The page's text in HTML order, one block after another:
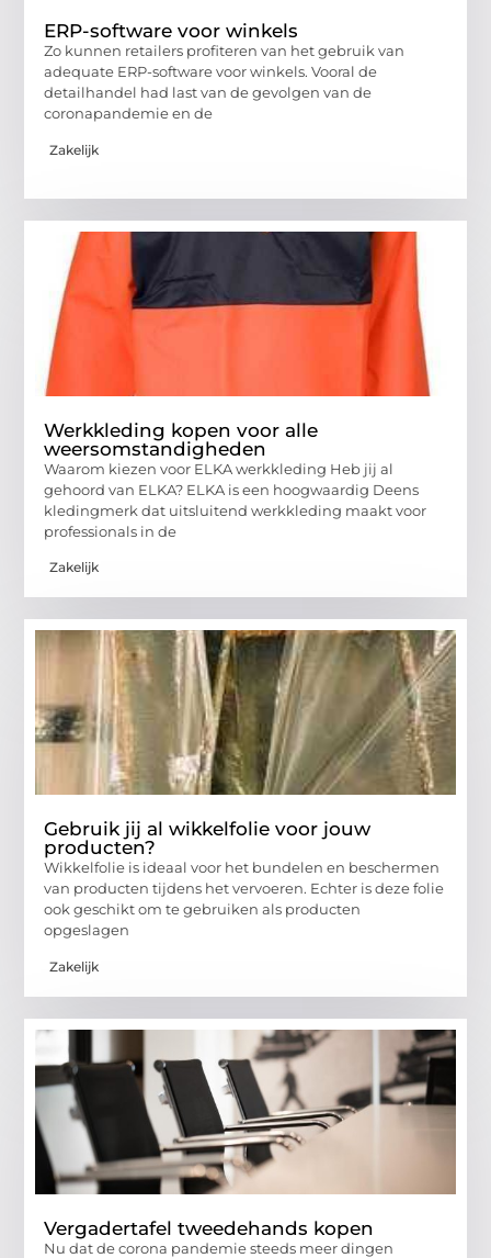
ERP-software voor winkels
Zo kunnen retailers profiteren van het gebruik van
adequate ERP-software voor winkels. Vooral de
detailhandel had last van de gevolgen van de
coronapandemie en de
Zakelijk
Werkkleding kopen voor alle
weersomstandigheden
Waarom kiezen voor ELKA werkkleding Heb jij al
gehoord van ELKA? ELKA is een hoogwaardig Deens
kledingmerk dat uitsluitend werkkleding maakt voor
professionals in de
Zakelijk
Gebruik jij al wikkelfolie voor jouw
producten?
Wikkelfolie is ideaal voor het bundelen en beschermen
van producten tijdens het vervoeren. Echter is deze folie
ook geschikt om te gebruiken als producten
opgeslagen
Zakelijk
Vergadertafel tweedehands kopen
Nu dat de corona pandemie steeds meer dingen